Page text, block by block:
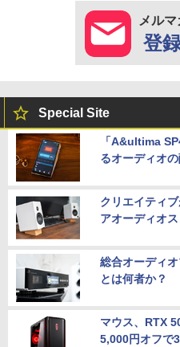
メルマ
登
Special Site
「A&ultima
るオーディオ
クリエイティ
アオーディオ
総合オーディ
とは何者か？
マウス、RTX
5,000円オフで